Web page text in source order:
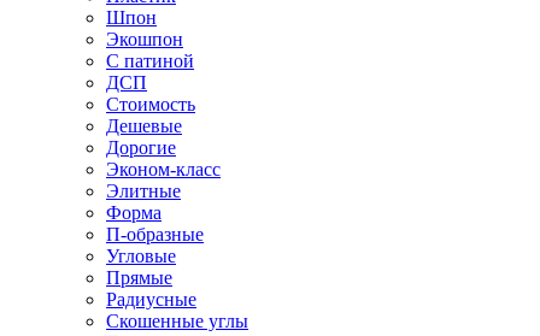
Шпон
Экошпон
С патиной
ДСП
Стоимость
Дешевые
Дорогие
Эконом-класс
Элитные
Форма
П-образные
Угловые
Прямые
Радиусные
Скошенные углы